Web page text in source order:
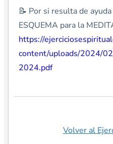
📝 Por si resulta de
ESQUEMA para la
https://
content/uploads/2024/
2024.pdf
Volver al